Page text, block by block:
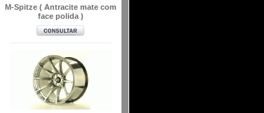
M-Spitze ( Antracite mate com
face polida )